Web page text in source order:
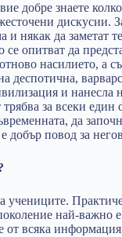
добре знаете
дискусии.
и някак да заметат
опитват да
насилието, а
деспотична,
и нанесла
за всеки един
да
добър повод за
учениците.
най-важно
всяка